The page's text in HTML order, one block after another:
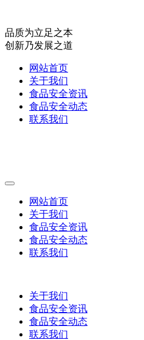
品质为立足之本
创新乃发展之道
网站首页
关于我们
食品安全资讯
食品安全动态
联系我们
网站首页
关于我们
食品安全资讯
食品安全动态
联系我们
关于我们
食品安全资讯
食品安全动态
联系我们